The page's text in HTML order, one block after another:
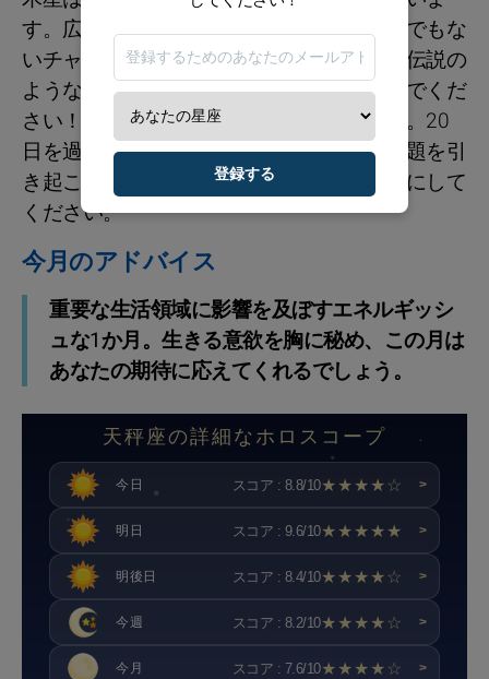
す。広く大きな展望を持ちましょう！とんでもな
いチャンスが巡ってくるかもしれません。伝説の
ような恐れやためらいを忘れて、前に進んでくだ
さい！他人のお金には気をつけてください。20
日を過ぎると、借金や貯金がいくらかの問題を引
き起こすかもしれません。油断しないようにして
ください。
今月のアドバイス
重要な生活領域に影響を及ぼすエネルギッシ
ュな1か月。生きる意欲を胸に秘め、この月は
あなたの期待に応えてくれるでしょう。
天秤座の詳細なホロスコープ
今日 スコア : 8.8/10★★★★☆ >
明日 スコア : 9.6/10★★★★★ >
明後日 スコア : 8.4/10★★★★☆ >
今週 スコア : 8.2/10★★★★☆ >
今月 スコア : 7.6/10★★★★☆ >
登録する